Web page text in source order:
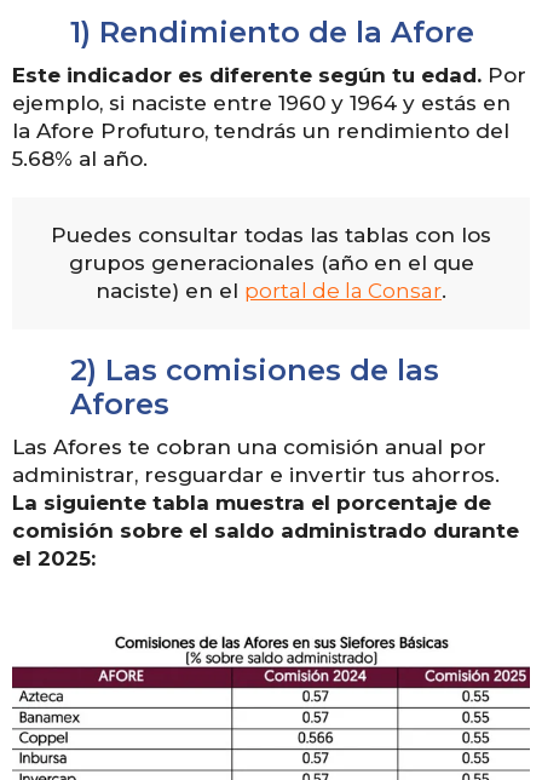
1) Rendimiento de la Afore
Este indicador es diferente según tu edad. Por
ejemplo, si naciste entre 1960 y 1964 y estás en
la Afore Profuturo, tendrás un rendimiento del
5.68% al año.
Puedes consultar todas las tablas con los
grupos generacionales (año en el que
naciste) en el portal de la Consar.
2) Las comisiones de las
Afores
Las Afores te cobran una comisión anual por
administrar, resguardar e invertir tus ahorros.
La siguiente tabla muestra el porcentaje de
comisión sobre el saldo administrado durante
el 2025: